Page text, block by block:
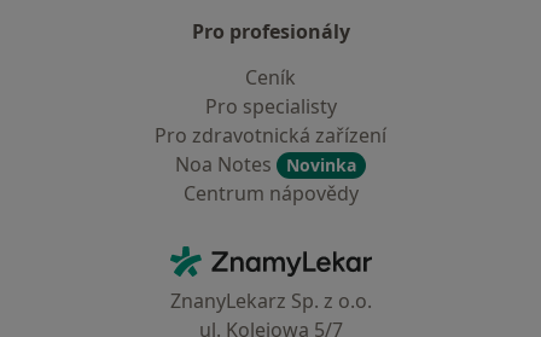
Pro profesionály
Ceník
Pro specialisty
Pro zdravotnická zařízení
Noa Notes
Novinka
Centrum nápovědy
ZnamyLekar - Hlavní stránka
ZnanyLekarz Sp. z o.o.
ul. Kolejowa 5/7